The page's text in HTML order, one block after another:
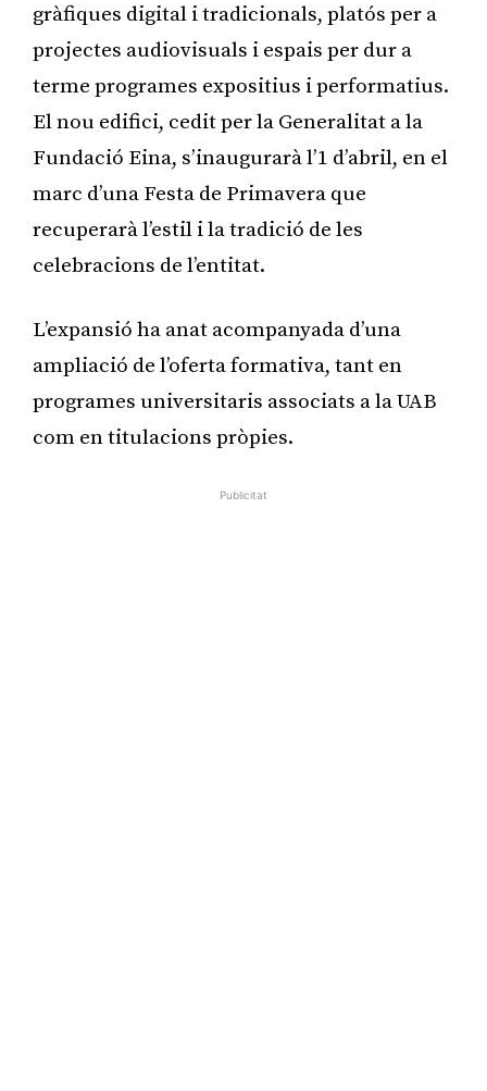
gràfiques digital i tradicionals, platós per a
projectes audiovisuals i espais per dur a
terme programes expositius i performatius.
El nou edifici, cedit per la Generalitat a la
Fundació Eina, s’inaugurarà l’1 d’abril, en el
marc d’una Festa de Primavera que
recuperarà l’estil i la tradició de les
celebracions de l’entitat.
L’expansió ha anat acompanyada d’una
ampliació de l’oferta formativa, tant en
programes universitaris associats a la UAB
com en titulacions pròpies.
Publicitat